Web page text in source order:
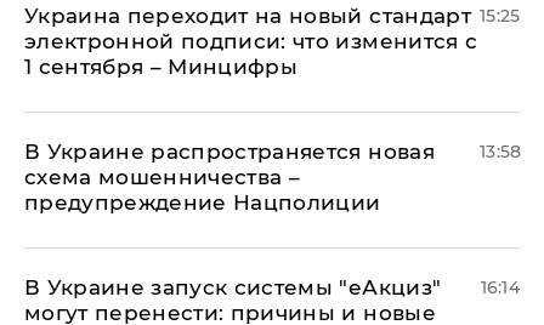
Украина переходит на новый стандарт
электронной подписи: что изменится с
1 сентября – Минцифры
15:25
В Украине распространяется новая
схема мошенничества –
предупреждение Нацполиции
13:58
В Украине запуск системы "еАкциз"
могут перенести: причины и новые
16:14